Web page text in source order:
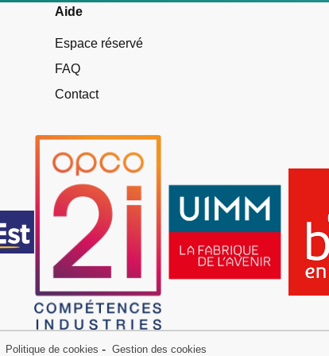
Aide
Espace réservé
FAQ
Contact
Politique de cookies Gestion des cookies